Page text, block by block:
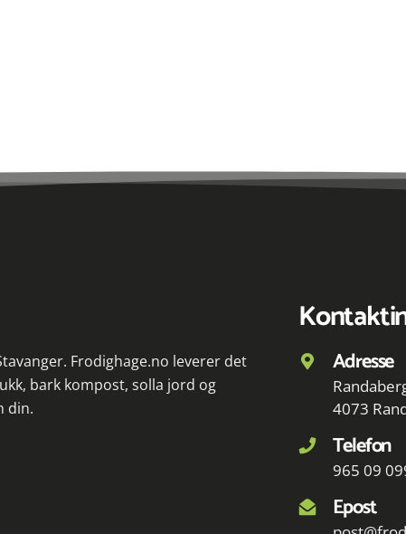
Frodighage.no leverer det
bark kompost, solla jord og
din.
Adresse
4073
Telefon
965 09
Epost